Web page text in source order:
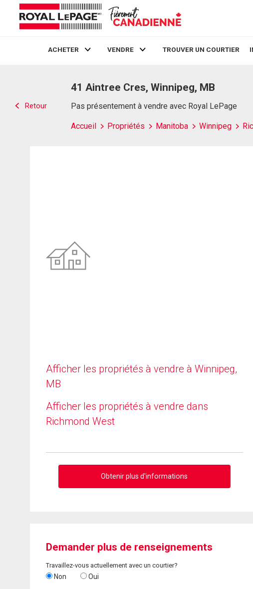
ACHETER VENDRE TROUVER UN COURTIER
Retour
41 Aintree Cres, Winnipeg, MB
Pas présentement à vendre avec Royal LePage
Accueil Propriétés Manitoba Winnipeg
Afficher les propriétés à vendre à Winnipeg,
MB
Afficher les propriétés à vendre dans
Richmond West
Obtenir plus d'informations
Demander plus de renseignements
Travaillez-vous actuellement avec un courtier?
Non Oui